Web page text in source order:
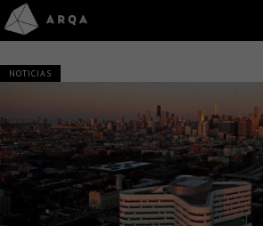
NOTICIAS